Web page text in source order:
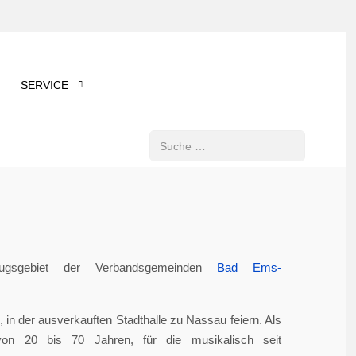
SERVICE
Suchen
der Verbandsgemeinden Bad Ems-
der ausverkauften Stadthalle zu Nassau feiern. Als
20 bis 70 Jahren, für die musikalisch seit